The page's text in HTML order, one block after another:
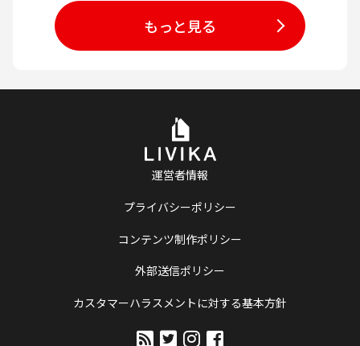
もっと見る
運営者情報
プライバシーポリシー
コンテンツ制作ポリシー
外部送信ポリシー
カスタマーハラスメントに対する基本方針